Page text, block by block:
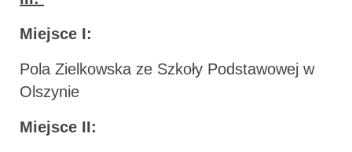
Miejsce I:
Pola Zielkowska ze Szkoły Podstawowej w
Olszynie
Miejsce II: